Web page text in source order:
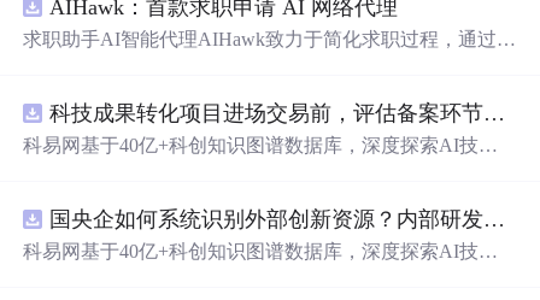
AIHawk：首款求职申请 AI 网络代理
求职助手AI智能代理AIHawk致力于简化求职过程，通过自
科技成果转化项目进场交易前，评估备案环节需要准备哪些材料？.docx
科易网基于40亿+科创知识图谱数据库，深度探索AI技术
新领域的AI+数智化解决方案，推动科技创新与产业创新
智能化发展。
国央企如何系统识别外部创新资源？内部研发体系完善，但对外部高校、中小科技企业技术能力缺乏动态认知。.docx
科易网基于40亿+科创知识图谱数据库，深度探索AI技术